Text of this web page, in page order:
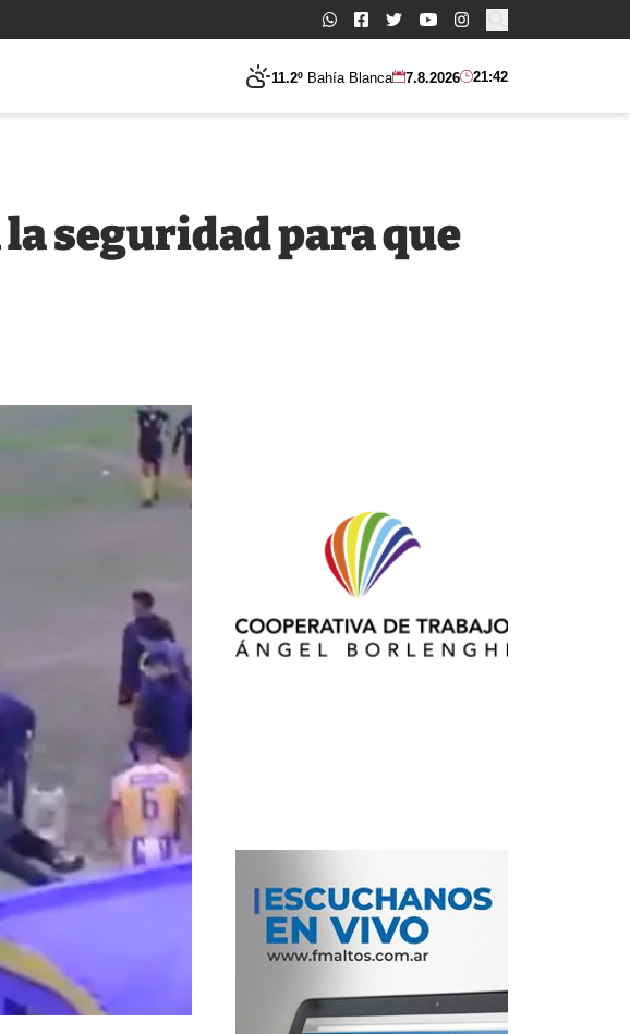
Buscar:
11.2º Bahía Blanca 7.8.2026 21:42
seguridad para que